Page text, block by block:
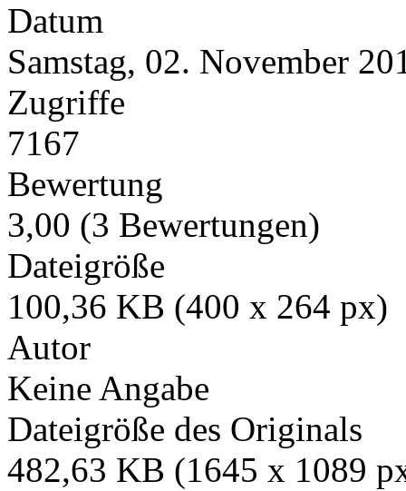
Datum
Samstag, 02. November
Zugriffe
7167
Bewertung
3,00 (3 Bewertungen)
Dateigröße
100,36 KB (400 x 264 px)
Autor
Keine Angabe
Dateigröße des Originals
482,63 KB (1645 x 1089